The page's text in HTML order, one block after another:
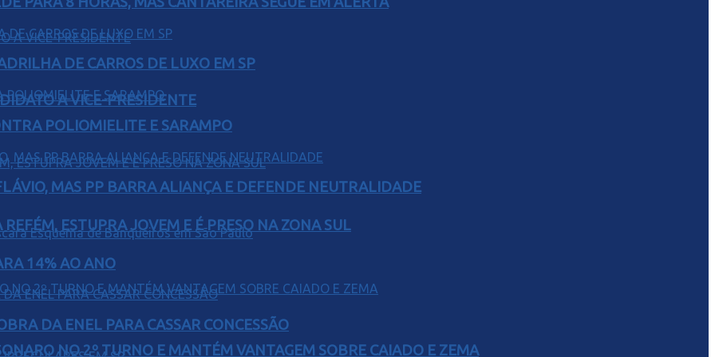
A VICE-PRESIDENTE
ESTUPRA JOVEM E É PRESO NA ZONA SUL
NO 2º TURNO E MANTÉM VANTAGEM SOBRE CAIADO E ZEMA
DE CARROS DE LUXO EM SP
POLIOMIELITE E SARAMPO
MAS PP BARRA ALIANÇA E DEFENDE NEUTRALIDADE
14% AO ANO
DA ENEL PARA CASSAR CONCESSÃO